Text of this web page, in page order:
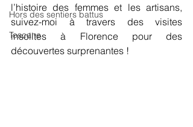
Hors des sentiers battus
Toscane
l’histoire des femmes et les artisans,
suivez-moi à travers des visites
insolites à Florence pour des
découvertes surprenantes !